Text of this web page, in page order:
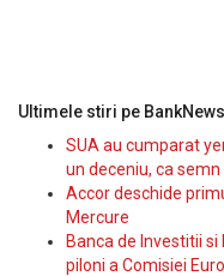
Ultimele stiri pe
SUA au cumparat
un deceniu, ca
Accor deschide
Mercure
Banca de Investitii
piloni a Comisiei